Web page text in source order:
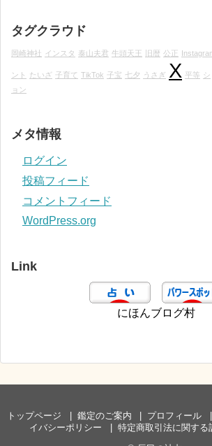
タグクラウド
岡崎神社 インスタ 泰山夫君 牛頭天王 旧暦 公正
ント たいざ 子育て TikTok 子宝 七夕 うさぎ X 平等 シ
ョン
メタ情報
ログイン
投稿フィード
コメントフィード
WordPress.org
Link
にほんブログ村
トップページ 鑑定のご案内 プロフィール
イバシーポリシー
特定商取引法に関する